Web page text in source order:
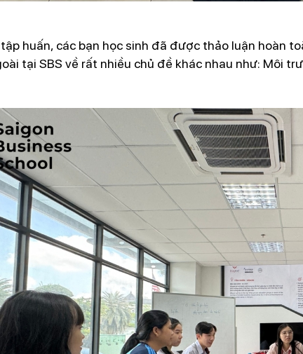
huấn, các bạn học sinh đã được thảo luận hoàn
tại SBS về rất nhiều chủ đề khác nhau như: Môi